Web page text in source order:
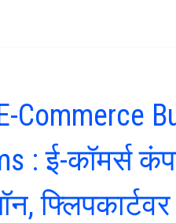
Commerce
: ई-कॉमर्स
फ्लिपकार्टवर